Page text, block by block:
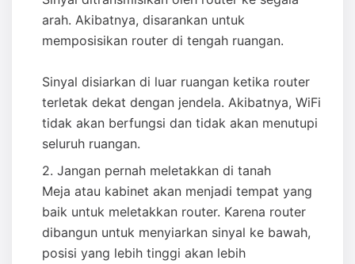
arah. Akibatnya, disarankan untuk
memposisikan router di tengah ruangan.
Sinyal disiarkan di luar ruangan ketika router
terletak dekat dengan jendela. Akibatnya, WiFi
tidak akan berfungsi dan tidak akan menutupi
seluruh ruangan.
Jangan pernah meletakkan di tanah
Meja atau kabinet akan menjadi tempat yang
baik untuk meletakkan router. Karena router
dibangun untuk menyiarkan sinyal ke bawah,
posisi yang lebih tinggi akan lebih